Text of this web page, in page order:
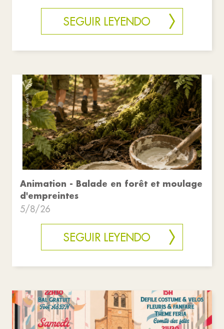
SEGUIR LEYENDO
Animation - Balade en forêt et moulage
d'empreintes
5/8/26
SEGUIR LEYENDO